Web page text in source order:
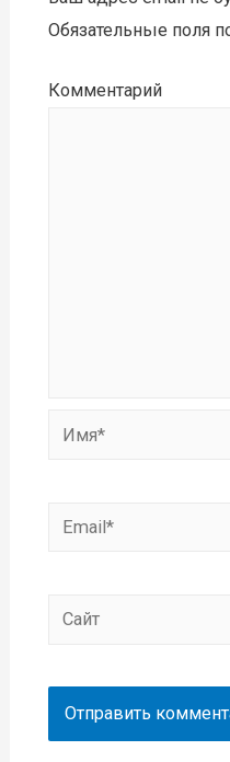
Обязательные поля
Комментарий
Имя*
Email*
Сайт